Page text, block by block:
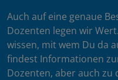
Auch auf eine genaue
Dozenten legen wir
wissen, mit wem Du da
findest Informationen
Dozenten, aber auch zu